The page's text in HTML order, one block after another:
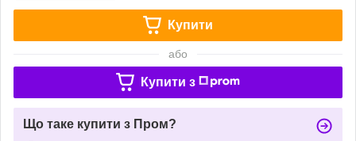
Купити
або
Купити з
Що таке купити з Пром?